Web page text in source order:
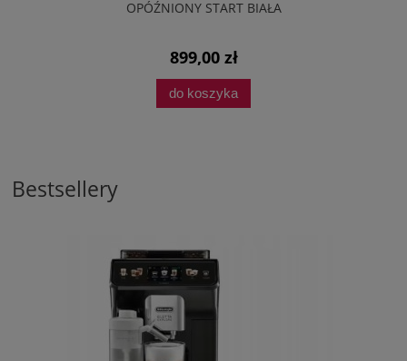
OPÓŹNIONY START BIAŁA
899,00 zł
do koszyka
Bestsellery